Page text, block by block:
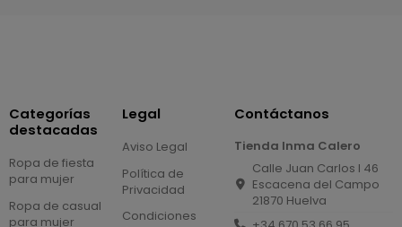
Categorías
destacadas
Ropa de fiesta
para mujer
Ropa de casual
para mujer
Legal
Aviso Legal
Política de
Privacidad
Condiciones
Contáctanos
Tienda Inma Calero
Calle Juan Carlos I 46
Escacena del Campo
21870 Huelva